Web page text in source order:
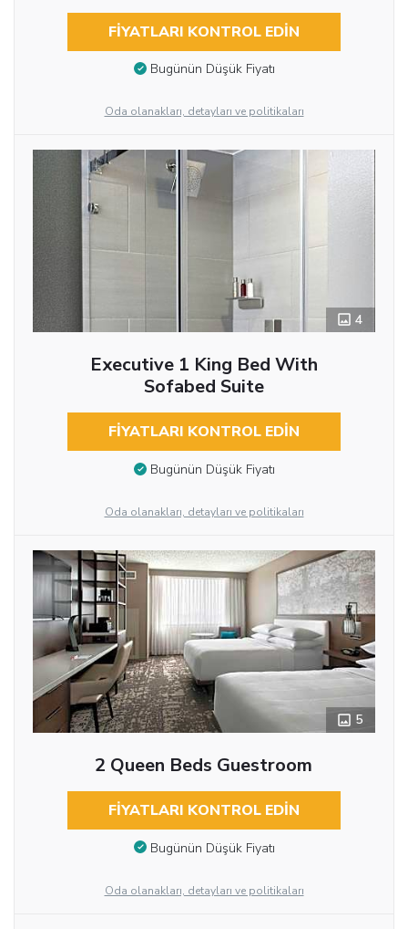
FIYATLARI KONTROL EDIN
Bugünün Düşük Fiyatı
Oda olanakları, detayları ve politikaları
4
Executive 1 King Bed With
Sofabed Suite
FIYATLARI KONTROL EDIN
Bugünün Düşük Fiyatı
Oda olanakları, detayları ve politikaları
5
2 Queen Beds Guestroom
FIYATLARI KONTROL EDIN
Bugünün Düşük Fiyatı
Oda olanakları, detayları ve politikaları